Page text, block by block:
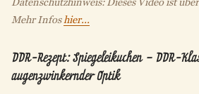
Mehr Infoshier...
DDR-Rezept: Spiegeleikuchen – DDR-
augenzwinkernder Optik